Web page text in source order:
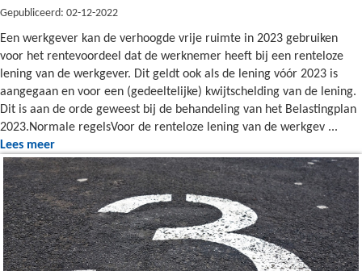
Gepubliceerd: 02-12-2022
Een werkgever kan de verhoogde vrije ruimte in 2023 gebruiken
voor het rentevoordeel dat de werknemer heeft bij een renteloze
lening van de werkgever. Dit geldt ook als de lening vóór 2023 is
aangegaan en voor een (gedeeltelijke) kwijtschelding van de lening.
Dit is aan de orde geweest bij de behandeling van het Belastingplan
2023.Normale regelsVoor de renteloze lening van de werkgev ...
Lees meer